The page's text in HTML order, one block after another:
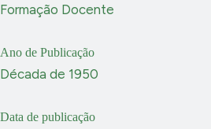
Formação Docente
Ano de Publicação
Década de 1950
Data de publicação